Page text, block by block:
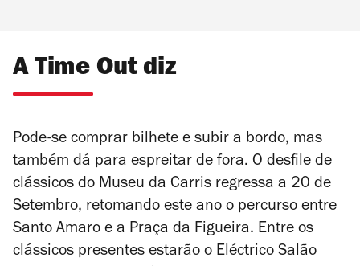
A Time Out diz
Pode-se comprar bilhete e subir a bordo, mas
também dá para espreitar de fora. O desfile de
clássicos do Museu da Carris regressa a 20 de
Setembro, retomando este ano o percurso entre
Santo Amaro e a Praça da Figueira. Entre os
clássicos presentes estarão o Eléctrico Salão